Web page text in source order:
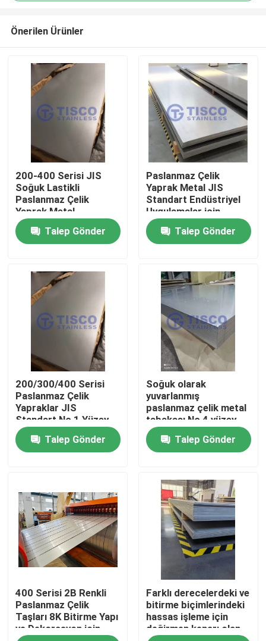
Ev
Ürünler
videolar
Hakkımızda
Fabrika turu
Bize Ulaşın
Bir teklif isteği
Paslanmaz Çelik Sac Rulo
Paslanmaz Çelik Sac
Önerilen Ürünler
200-400 Serisi JIS
Soğuk Lastikli
Paslanmaz Çelik
Yaprak Metal
1000mm-6000mm
Uzunluk GB Standart
Mill Edge
Talep Gönder
Paslanmaz Çelik
Yaprak Metal JIS
Standart Endüstriyel
Uygulamalar için
Soğuk/Sıcak
Dolaştırılmış 0.05-
3mm
Talep Gönder
200/300/400 Serisi
Paslanmaz Çelik
Yapraklar JIS
Standart No 1 Yüzey
Dönüşümü
Talep Gönder
Soğuk olarak
yuvarlanmış
paslanmaz çelik metal
tabakası No 4 yüzey
finişi ile
Talep Gönder
400 Serisi 2B Renkli
Paslanmaz Çelik
Taşları 8K Bitirme Yapı
ve Dekorasyon için
Farklı derecelerdeki ve
bitirme biçimlerindeki
hassas işleme için
değirmen kenarı olan